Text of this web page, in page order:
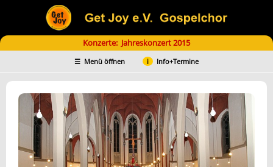
Konzerte: Jahreskonzert 2015
Menü öffnen Info+Termine